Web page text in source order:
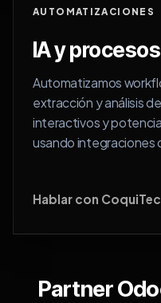
AUTOMATIZACIONES
IA y
Automatizamos
extracción y análisis
interactivos y
usando integraciones
Hablar con
Partner